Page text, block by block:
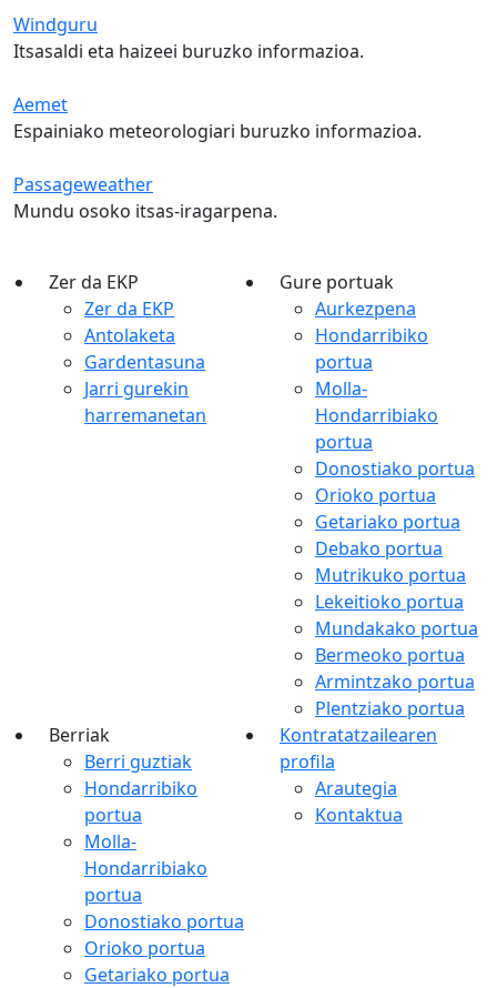
Windguru
Itsasaldi eta haizeei buruzko informazioa.
Aemet
Espainiako meteorologiari buruzko informazioa.
Passageweather
Mundu osoko itsas-iragarpena.
Zer da EKP
Zer da EKP
Antolaketa
Gardentasuna
Jarri gurekin
harremanetan
Gure portuak
Aurkezpena
Hondarribiko
portua
Molla-
Hondarribiako
portua
Donostiako portua
Orioko portua
Getariako portua
Debako portua
Mutrikuko portua
Lekeitioko portua
Mundakako portua
Bermeoko portua
Armintzako portua
Plentziako portua
Berriak
Berri guztiak
Hondarribiko
portua
Molla-
Hondarribiako
portua
Donostiako portua
Orioko portua
Getariako portua
Kontratatzailearen
profila
Arautegia
Kontaktua